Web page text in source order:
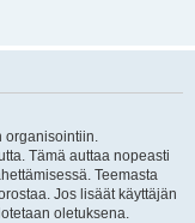
organisointiin.
Tämä auttaa nopeasti
Teemasta
Jos lisäät käyttäjän
oletuksena.